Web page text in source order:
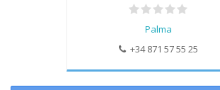
Palma
+34 871 57 55 25